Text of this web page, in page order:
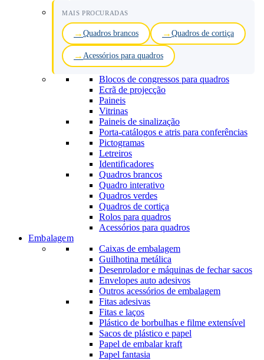
MAIS PROCURADAS
Quadros brancos Quadros de cortiça
Acessórios para quadros
Blocos de congressos para quadros
Ecrã de projecção
Paineis
Vitrinas
Paineis de sinalização
Porta-catálogos e atris para conferências
Pictogramas
Letreiros
Identificadores
Quadros brancos
Quadro interativo
Quadros verdes
Quadros de cortiça
Rolos para quadros
Acessórios para quadros
Embalagem
Caixas de embalagem
Guilhotina metálica
Desenrolador e máquinas de fechar sacos
Envelopes auto adesivos
Outros acessórios de embalagem
Fitas adesivas
Fitas e laços
Plástico de borbulhas e filme extensível
Sacos de plástico e papel
Papel de embalar kraft
Papel fantasia